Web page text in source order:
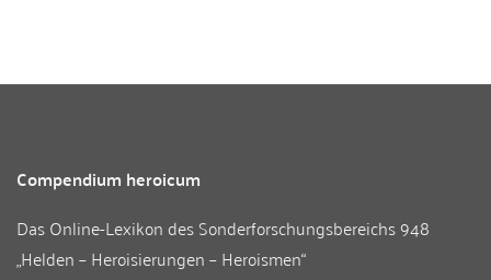
Compendium heroicum
Das Online-Lexikon desSonderforschungsbereichs 948
„Helden – Heroisierungen – Heroismen“